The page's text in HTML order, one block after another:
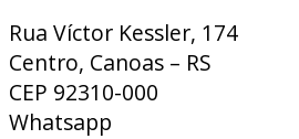
Rua Víctor Kessler, 174
Centro, Canoas – RS
CEP 92310-000
Whatsapp